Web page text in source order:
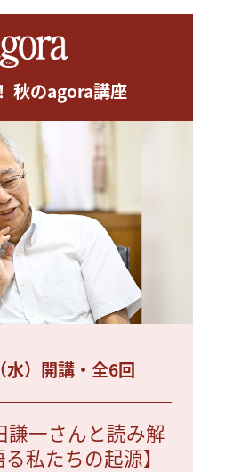
秋のagora講座
水）開講・全6回
謙一さんと読み解
私たちの起源】